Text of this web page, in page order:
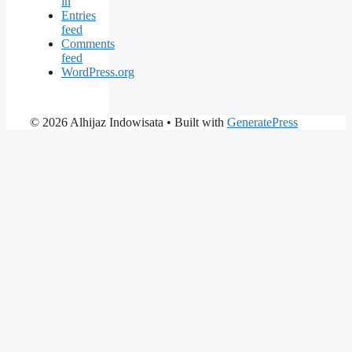
Entries
feed
Comments
feed
WordPress.org
© 2026 Alhijaz Indowisata • Built with GeneratePress